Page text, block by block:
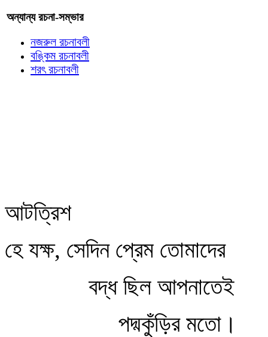
অন্যান্য রচনা-সম্ভার
নজরুল রচনাবলী
বঙ্কিম রচনাবলী
শরৎ রচনাবলী
আটত্রিশ
হে যক্ষ, সেদিন প্রেম তোমাদের
বদ্ধ ছিল আপনাতেই
পদ্মকুঁড়ির মতো।